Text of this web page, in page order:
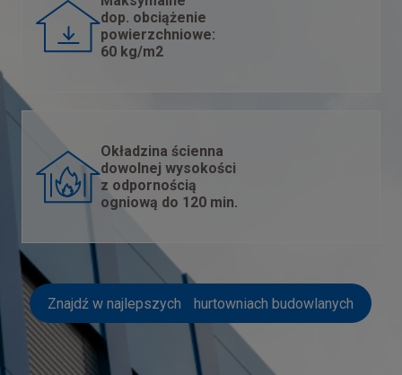
dop. obciążenie
powierzchniowe:
60 kg/m2
Okładzina ścienna
dowolnej wysokości
z odpornością
ogniową do 120 min.
Znajdź w najlepszych hurtowniach budowlanych